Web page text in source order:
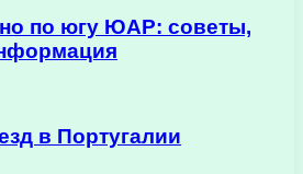
по югу ЮАР: советы,
в Португалии